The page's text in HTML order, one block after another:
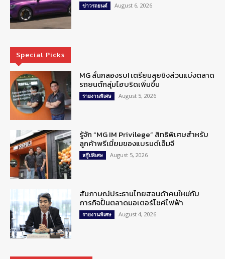
ข่าวรถยนต์ August 6, 2026
Special Picks
MG ลั่นกลองรบ! เตรียมลุยชิงส่วนแบ่งตลาด
รถยนต์กลุ่มไฮบริดเพิ่มขึ้น
รายงานพิเศษ August 5, 2026
รู้จัก “MG IM Privilege” สิทธิพิเศษสำหรับ
ลูกค้าพรีเมี่ยมของแบรนด์เอ็มจี
สกู๊ปพิเศษ August 5, 2026
สัมภาษณ์ประธานไทยฮอนด้าคนใหม่กับ
ภารกิจปั้นตลาดมอเตอร์ไซค์ไฟฟ้า
รายงานพิเศษ August 4, 2026